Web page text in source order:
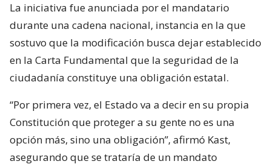
La iniciativa fue anunciada por el mandatario
durante una cadena nacional, instancia en la que
sostuvo que la modificación busca dejar establecido
en la Carta Fundamental que la seguridad de la
ciudadanía constituye una obligación estatal.
“Por primera vez, el Estado va a decir en su propia
Constitución que proteger a su gente no es una
opción más, sino una obligación”, afirmó Kast,
asegurando que se trataría de un mandato